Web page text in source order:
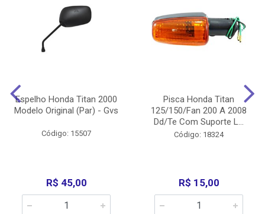
Espelho Honda Titan 2000
Modelo Original (Par) - Gvs
Código: 15507
R$ 45,00
Pisca Honda Titan
125/150/Fan 200 A 2008
Dd/Te Com Suporte L...
Código: 18324
R$ 15,00